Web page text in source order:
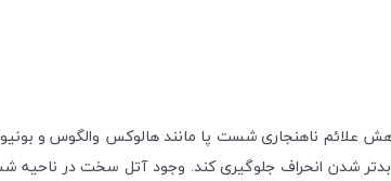
علائم ناهنجاری شست پا مانند هالوکس والگوس و
بدتر شدن انحراف جلوگیری کند. وجود آتل سخت در